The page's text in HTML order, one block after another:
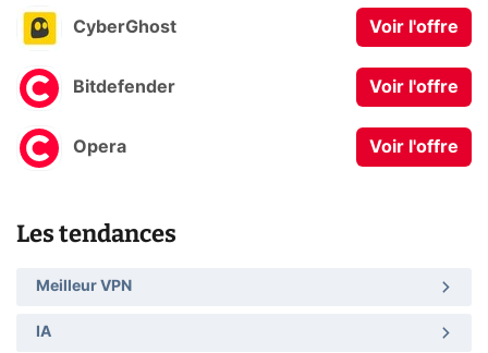
CyberGhost Voir l'offre
Bitdefender Voir l'offre
Opera Voir l'offre
Les tendances
Meilleur VPN
IA